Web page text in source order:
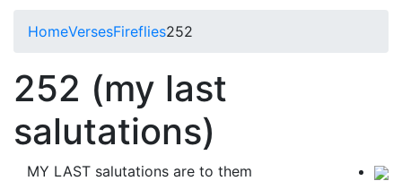
HomeVersesFireflies252
252 (my last
salutations)
MY LAST salutations are to them